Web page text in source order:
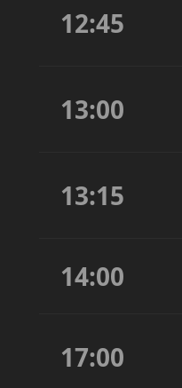
12:45
13:00
13:15
14:00
17:00